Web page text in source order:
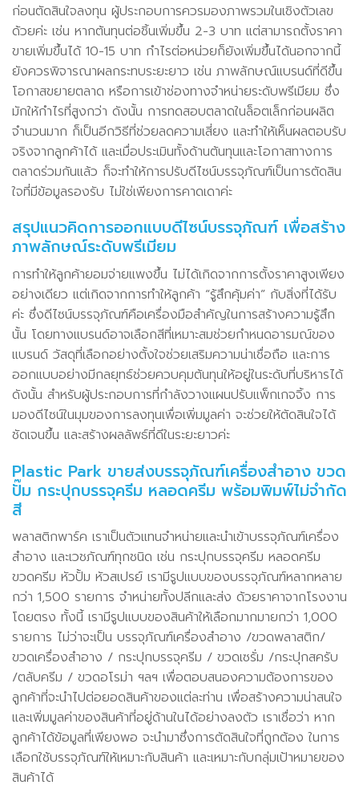
ก่อนตัดสินใจลงทุน ผู้ประกอบการควรมองภาพรวมในเชิงตัวเลข
ด้วยค่ะ เช่น หากต้นทุนต่อชิ้นเพิ่มขึ้น 2-3 บาท แต่สามารถตั้งราคา
ขายเพิ่มขึ้นได้ 10-15 บาท กำไรต่อหน่วยก็ยังเพิ่มขึ้นได้นอกจากนี้
ยังควรพิจารณาผลกระทบระยะยาว เช่น ภาพลักษณ์แบรนด์ที่ดีขึ้น
โอกาสขยายตลาด หรือการเข้าช่องทางจำหน่ายระดับพรีเมียม ซึ่ง
มักให้กำไรที่สูงกว่า ดังนั้น การทดสอบตลาดในล็อตเล็กก่อนผลิต
จำนวนมาก ก็เป็นอีกวิธีที่ช่วยลดความเสี่ยง และทำให้เห็นผลตอบรับ
จริงจากลูกค้าได้ และเมื่อประเมินทั้งด้านต้นทุนและโอกาสทางการ
ตลาดร่วมกันแล้ว ก็จะทำให้การปรับดีไซน์บรรจุภัณฑ์เป็นการตัดสิน
ใจที่มีข้อมูลรองรับ ไม่ใช่เพียงการคาดเดาค่ะ
สรุปแนวคิดการออกแบบดีไซน์บรรจุภัณฑ์ เพื่อสร้าง
ภาพลักษณ์ระดับพรีเมียม
การทำให้ลูกค้ายอมจ่ายแพงขึ้น ไม่ได้เกิดจากการตั้งราคาสูงเพียง
อย่างเดียว แต่เกิดจากการทำให้ลูกค้า “รู้สึกคุ้มค่า” กับสิ่งที่ได้รับ
ค่ะ ซึ่งดีไซน์บรรจุภัณฑ์คือเครื่องมือสำคัญในการสร้างความรู้สึก
นั้น โดยทางแบรนด์อาจเลือกสีที่เหมาะสมช่วยกำหนดอารมณ์ของ
แบรนด์ วัสดุที่เลือกอย่างตั้งใจช่วยเสริมความน่าเชื่อถือ และการ
ออกแบบอย่างมีกลยุทธ์ช่วยควบคุมต้นทุนให้อยู่ในระดับที่บริหารได้
ดังนั้น สำหรับผู้ประกอบการที่กำลังวางแผนปรับแพ็กเกจจิ้ง การ
มองดีไซน์ในมุมของการลงทุนเพื่อเพิ่มมูลค่า จะช่วยให้ตัดสินใจได้
ชัดเจนขึ้น และสร้างผลลัพธ์ที่ดีในระยะยาวค่ะ
Plastic Park ขายส่งบรรจุภัณฑ์เครื่องสำอาง ขวด
ปั๊ม กระปุกบรรจุครีม หลอดครีม พร้อมพิมพ์ไม่จำกัด
สี
พลาสติกพาร์ค เราเป็นตัวแทนจำหน่ายและนำเข้าบรรจุภัณฑ์เครื่อง
สำอาง และเวชภัณฑ์ทุกชนิด เช่น กระปุกบรรจุครีม หลอดครีม
ขวดครีม หัวปั้ม หัวสเปรย์ เรามีรูปแบบของบรรจุภัณฑ์หลากหลาย
กว่า 1,500 รายการ จำหน่ายทั้งปลีกและส่ง ด้วยราคาจากโรงงาน
โดยตรง ทั้งนี้ เรามีรูปแบบของสินค้าให้เลือกมากมายกว่า 1,000
รายการ ไม่ว่าจะเป็น บรรจุภัณฑ์เครื่องสำอาง /ขวดพลาสติก/
ขวดเครื่องสำอาง / กระปุกบรรจุครีม / ขวดเซรั่ม /กระปุกสครับ
/ตลับครีม / ขวดอโรม่า ฯลฯ เพื่อตอบสนองความต้องการของ
ลูกค้าที่จะนำไปต่อยอดสินค้าของแต่ละท่าน เพื่อสร้างความน่าสนใจ
และเพิ่มมูลค่าของสินค้าที่อยู่ด้านในได้อย่างลงตัว เราเชื่อว่า หาก
ลูกค้าได้ข้อมูลที่เพียงพอ จะนำมาซึ่งการตัดสินใจที่ถูกต้อง ในการ
เลือกใช้บรรจุภัณฑ์ให้เหมาะกับสินค้า และเหมาะกับกลุ่มเป้าหมายของ
สินค้าได้